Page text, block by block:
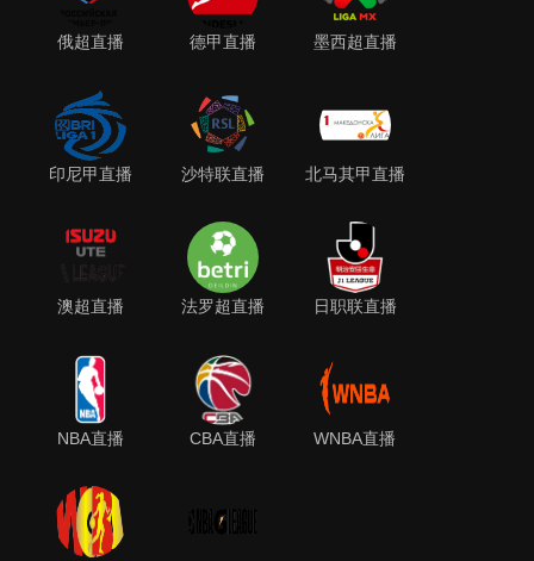
俄超直播 德甲直播 墨西超直播
印尼甲直播 沙特联直播 北马其甲直播
澳超直播 法罗超直播 日职联直播
NBA直播 CBA直播 WNBA直播